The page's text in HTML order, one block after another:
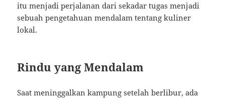
itu menjadi perjalanan dari sekadar tugas menjadi
sebuah pengetahuan mendalam tentang kuliner
lokal.
Rindu yang Mendalam
Saat meninggalkan kampung setelah berlibur, ada